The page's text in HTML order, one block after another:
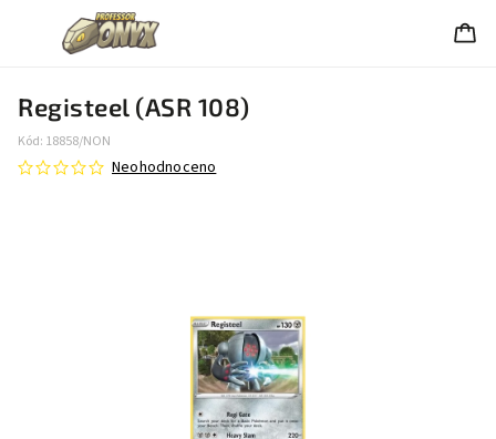
Registeel (ASR 108)
Kód: 18858/NON
Neohodnoceno